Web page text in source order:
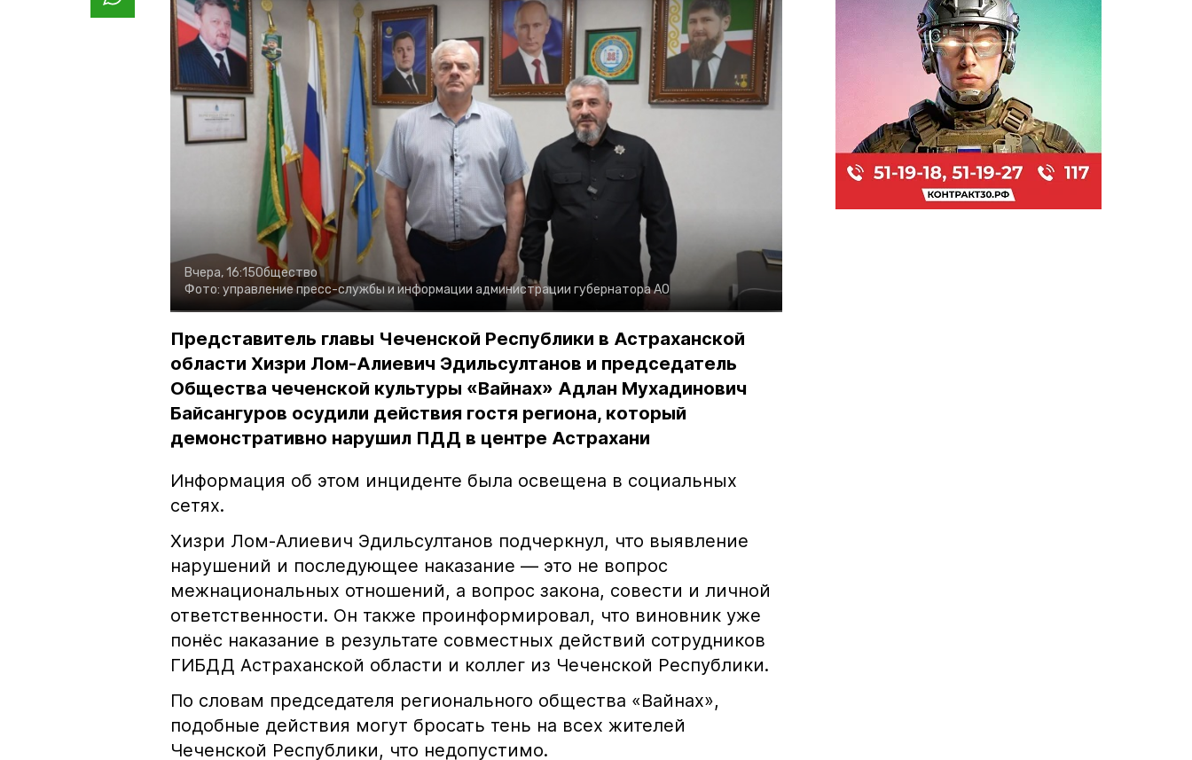
Вчера, 16:15Общество
Фото: управление пресс-службы и информации администрации губернатора АО
Представитель главы Чеченской Республики в Астраханской
области Хизри Лом-Алиевич Эдильсултанов и председатель
Общества чеченской культуры «Вайнах» Адлан Мухадинович
Байсангуров осудили действия гостя региона, который
демонстративно нарушил ПДД в центре Астрахани
Информация об этом инциденте была освещена в социальных
сетях.
Хизри Лом-Алиевич Эдильсултанов подчеркнул, что выявление
нарушений и последующее наказание — это не вопрос
межнациональных отношений, а вопрос закона, совести и личной
ответственности. Он также проинформировал, что виновник уже
понёс наказание в результате совместных действий сотрудников
ГИБДД Астраханской области и коллег из Чеченской Республики.
По словам председателя регионального общества «Вайнах»,
подобные действия могут бросать тень на всех жителей
Чеченской Республики, что недопустимо.